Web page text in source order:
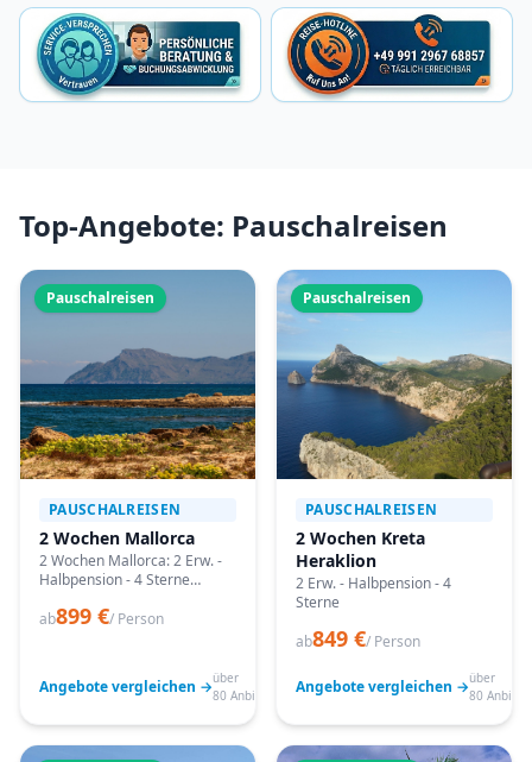
Top-Angebote: Pauschalreisen
Pauschalreisen
PAUSCHALREISEN
2 Wochen Mallorca
2 Wochen Mallorca: 2 Erw. -
Halbpension - 4 Sterne
passende Termine prüfen
ab899 €/ Person
Angebote vergleichen →über
80 Anbieter
Pauschalreisen
PAUSCHALREISEN
2 Wochen Kreta
Heraklion
2 Erw. - Halbpension - 4
Sterne
ab849 €/ Person
Angebote vergleichen →über
80